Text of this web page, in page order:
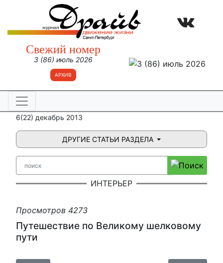
Свежий номер
3 (86) июль 2026
АРХИВ
6(22) декабрь 2013
ДРУГИЕ СТАТЬИ РАЗДЕЛА
ИНТЕРЬЕР
Просмотров 4273
Путешествие по Великому шелковому
пути